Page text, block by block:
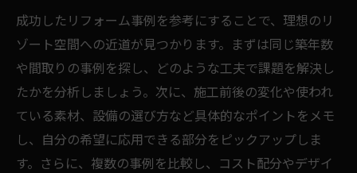
成功したリフォーム事例を参考にすることで、理想のリ
ゾート空間への近道が見つかります。まずは同じ築年数
や間取りの事例を探し、どのような工夫で課題を解決し
たかを分析しましょう。次に、施工前後の変化や使われ
ている素材、設備の選び方など具体的なポイントをメモ
し、自分の希望に応用できる部分をピックアップしま
す。さらに、複数の事例を比較し、コスト配分やデザイ